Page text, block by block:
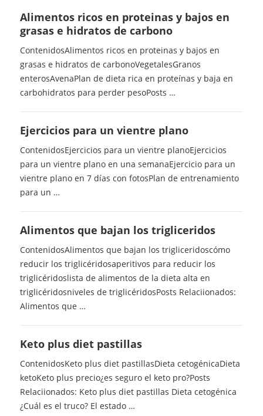
Alimentos ricos en proteinas y bajos en
grasas e hidratos de carbono
ContenidosAlimentos ricos en proteinas y bajos en
grasas e hidratos de carbonoVegetalesGranos
enterosAvenaPlan de dieta rica en proteínas y baja en
carbohidratos para perder pesoPosts …
Ejercicios para un vientre plano
ContenidosEjercicios para un vientre planoEjercicios
para un vientre plano en una semanaEjercicio para un
vientre plano en 7 días con fotosPlan de entrenamiento
para un …
Alimentos que bajan los trigliceridos
ContenidosAlimentos que bajan los trigliceridoscómo
reducir los triglicéridosaperitivos para reducir los
triglicéridoslista de alimentos de la dieta alta en
triglicéridosniveles de triglicéridosPosts Relaciionados:
Alimentos que …
Keto plus diet pastillas
ContenidosKeto plus diet pastillasDieta cetogénicaDieta
ketoKeto plus precio¿es seguro el keto pro?Posts
Relaciionados: Keto plus diet pastillas Dieta cetogénica
¿Cuál es el truco? El estado …